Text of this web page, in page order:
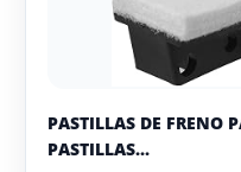
PASTILLAS DE FRENO
PASTILLAS...